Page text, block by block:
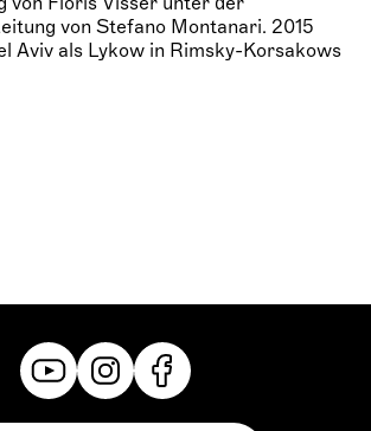
von Stefano Montanari. 2015
Aviv als Lykow in Rimsky-Korsakows